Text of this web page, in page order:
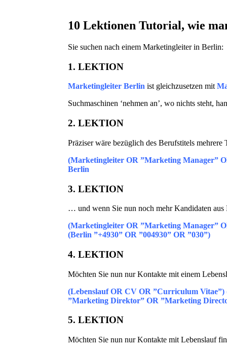
10 Lektionen Tutorial, wie
Sie suchen nach einem Marketingleiter in Berlin:
1. LEKTION
Marketingleiter Berlin ist gleichzusetzen mit
Suchmaschinen ‘nehmen an’, wo nichts steht,
2. LEKTION
Präziser wäre bezüglich des Berufstitels
(Marketingleiter OR ”Marketing Manager”
Berlin
3. LEKTION
… und wenn Sie nun noch mehr Kandidaten
(Marketingleiter OR ”Marketing Manager”
(Berlin ”+4930” OR ”004930” OR ”030”)
4. LEKTION
Möchten Sie nun nur Kontakte mit einem
(Lebenslauf OR CV OR ”Curriculum
”Marketing Direktor” OR ”Marketing
5. LEKTION
Möchten Sie nun nur Kontakte mit Lebenslauf